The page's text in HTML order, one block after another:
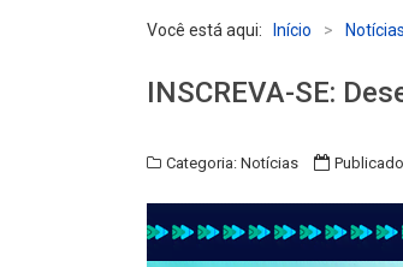
Você está aqui: Início > Notícias
INSCREVA-SE:
Categoria: Notícias